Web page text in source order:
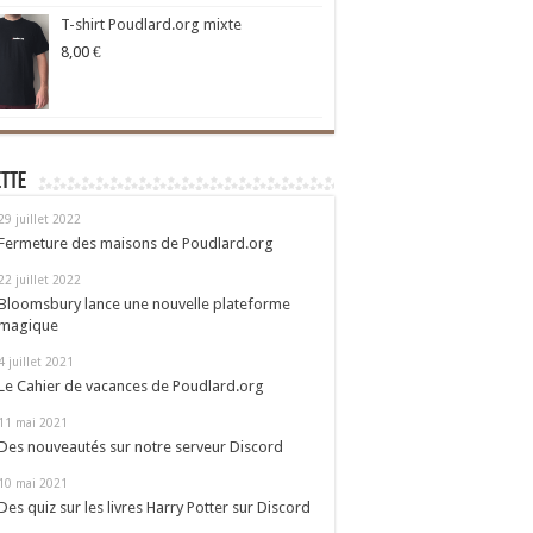
T-shirt Poudlard.org mixte
8,00 €
juillet 2022
des maisons de Poudlard.org
juillet 2022
lance une nouvelle plateforme
juillet 2021
Cahier de vacances de Poudlard.org
mai 2021
nouveautés sur notre serveur Discord
mai 2021
quiz sur les livres Harry Potter sur Discord